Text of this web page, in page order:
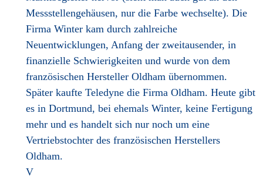
Messstellengehäusen, nur die Farbe wechselte). Die
Firma Winter kam durch zahlreiche
Neuentwicklungen, Anfang der zweitausender, in
finanzielle Schwierigkeiten und wurde von dem
französischen Hersteller Oldham übernommen.
Später kaufte Teledyne die Firma Oldham. Heute gibt
es in Dortmund, bei ehemals Winter, keine Fertigung
mehr und es handelt sich nur noch um eine
Vertriebstochter des französischen Herstellers
Oldham.
V